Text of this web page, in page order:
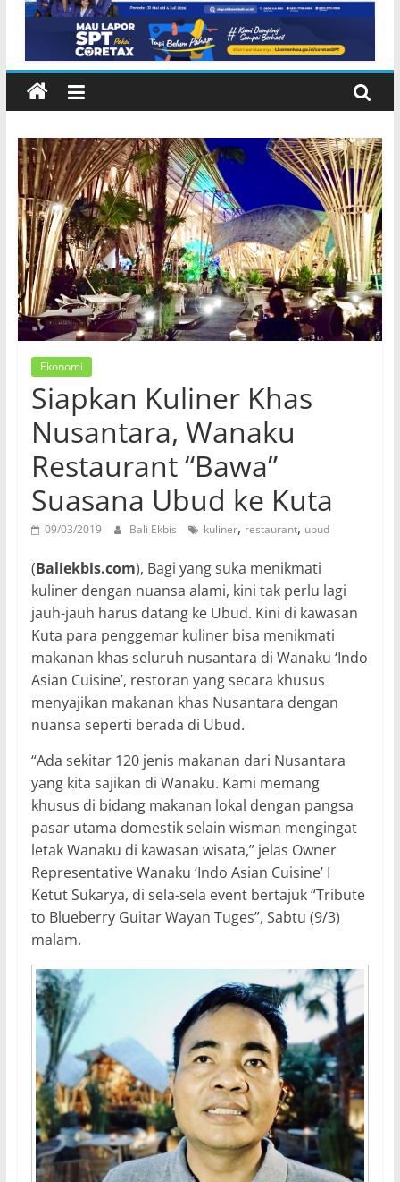
Ekonomi
Siapkan Kuliner Khas
Nusantara, Wanaku
Restaurant “Bawa”
Suasana Ubud ke Kuta
09/03/2019 Bali Ekbis kuliner, restaurant, ubud
(Baliekbis.com), Bagi yang suka menikmati
kuliner dengan nuansa alami, kini tak perlu lagi
jauh-jauh harus datang ke Ubud. Kini di kawasan
Kuta para penggemar kuliner bisa menikmati
makanan khas seluruh nusantara di Wanaku ‘Indo
Asian Cuisine’, restoran yang secara khusus
menyajikan makanan khas Nusantara dengan
nuansa seperti berada di Ubud.
“Ada sekitar 120 jenis makanan dari Nusantara
yang kita sajikan di Wanaku. Kami memang
khusus di bidang makanan lokal dengan pangsa
pasar utama domestik selain wisman mengingat
letak Wanaku di kawasan wisata,” jelas Owner
Representative Wanaku ‘Indo Asian Cuisine’ I
Ketut Sukarya, di sela-sela event bertajuk “Tribute
to Blueberry Guitar Wayan Tuges”, Sabtu (9/3)
malam.